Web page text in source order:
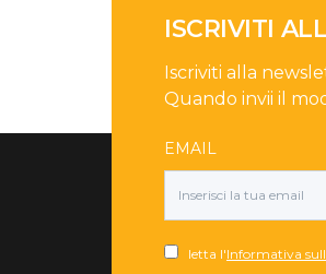
ISCRIVITI
Iscriviti alla
Quando invii il
EMAIL
letta l'Informativa